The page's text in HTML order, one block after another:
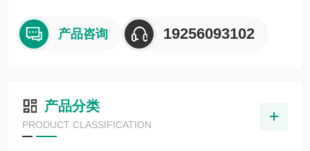
产品咨询 19256093102
产品分类
PRODUCT CLASSIFICATION